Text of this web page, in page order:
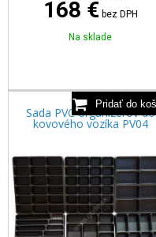
168 € bez DPH
Na sklade
Sada PVC organizérov do
kovového vozíka PV04